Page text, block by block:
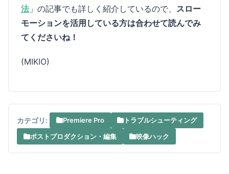
法」の記事でも詳しく紹介しているので、 スロー
モーションを活用している方は合わせて読んでみ
てくださいね！
(MIKIO)
カテゴリ: Premiere Pro
トラブルシューティング
ポストプロダクション・編集
映像ハック